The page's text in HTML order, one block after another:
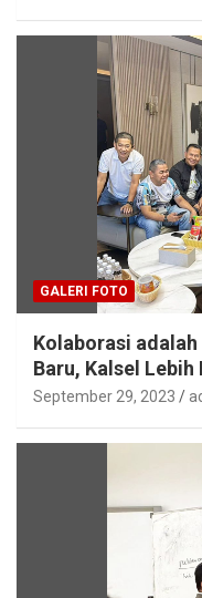
GALERI FOTO
Kolaborasi
Baru, Kalsel Lebih
September 29, 2023